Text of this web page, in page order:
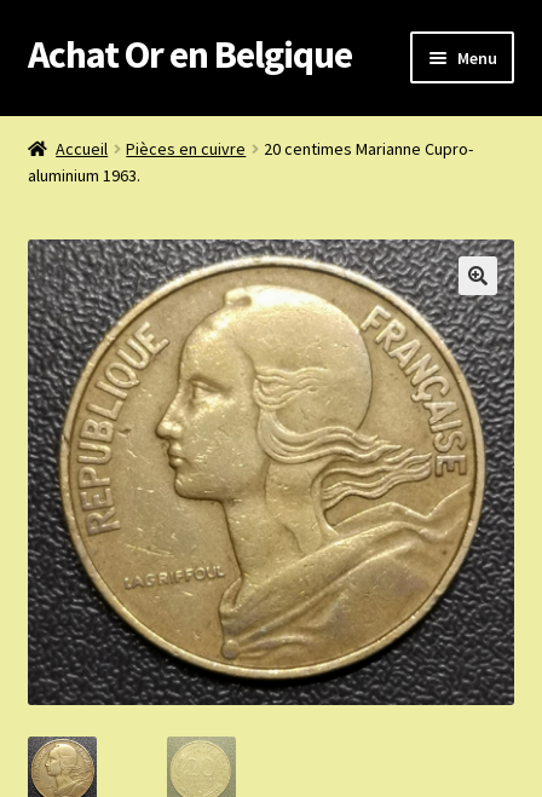
Aller
à
navigation
Aller
au
Achat Or en Belgique Menu
Achat or en Belgique
Boutique or et argent
Confidentialité
Heures d’ouverture
Nous achetons
Nous contacter
Validation de la commande
Vous Vendez
Conditions d’utilisation
Accueil Pièces en cuivre
20 centimes Marianne Cupro-
aluminium 1963.